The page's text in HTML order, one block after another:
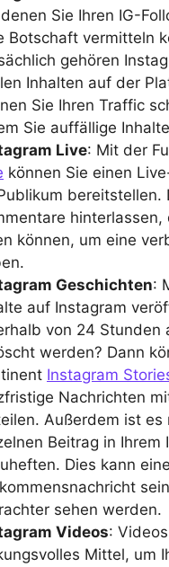
Sie Ihren IG-
Botschaft vermitteln
gehören
Inhalten auf der
Sie Ihren Traffic
Sie auffällige
Live: Mit der
können Sie einen
bereitstellen.
können, um eine
Geschichten:
auf Instagram
von 24 Stunden
werden? Dann
Instagram
Nachrichten
Außerdem ist es
Beitrag in Ihrem
Dies kann eine
sehen werden.
Videos:
Mittel, um